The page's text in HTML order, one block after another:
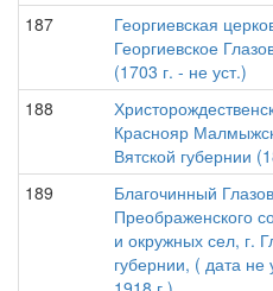
187
Георгиевская
Георгиевское
(1703 г. - не уст.)
188
Краснояр
Вятской губернии
189
Благочинный
Преображенского
и окружных сел, г.
губернии, ( дата не